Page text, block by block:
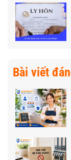
Bài viết